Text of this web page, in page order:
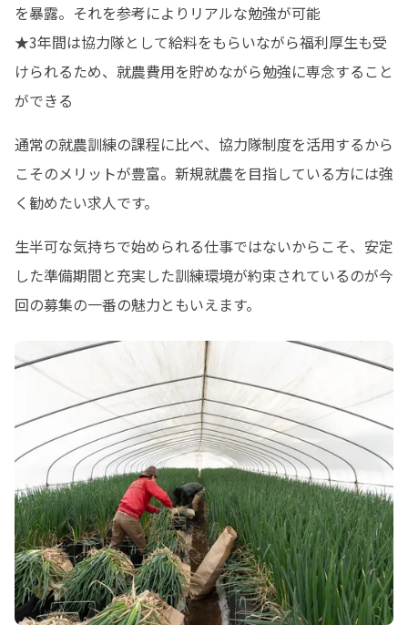
を暴露。それを参考によりリアルな勉強が可能
★3年間は協力隊として給料をもらいながら福利厚生も受
けられるため、就農費用を貯めながら勉強に専念すること
ができる
通常の就農訓練の課程に比べ、協力隊制度を活用するから
こそのメリットが豊富。新規就農を目指している方には強
く勧めたい求人です。
生半可な気持ちで始められる仕事ではないからこそ、安定
した準備期間と充実した訓練環境が約束されているのが今
回の募集の一番の魅力ともいえます。